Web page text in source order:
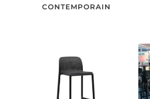
CONTEMPORAIN